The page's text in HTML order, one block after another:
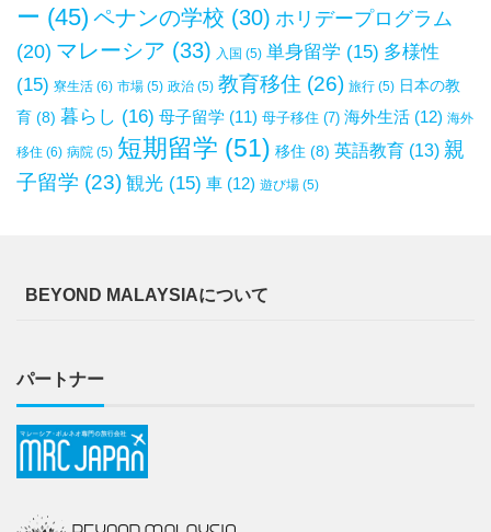
ー (45) ペナンの学校 (30) ホリデープログラム
(20) マレーシア (33) 入国 (5) 単身留学 (15) 多様性
(15) 寮生活 (6) 市場 (5) 政治 (5) 教育移住 (26) 旅行 (5) 日本の教
育 (8) 暮らし (16) 母子留学 (11) 母子移住 (7) 海外生活 (12) 海外
移住 (6) 病院 (5) 短期留学 (51) 移住 (8) 英語教育 (13) 親
子留学 (23) 観光 (15) 車 (12) 遊び場 (5)
BEYOND MALAYSIAについて
パートナー